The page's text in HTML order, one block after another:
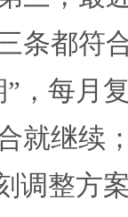
条都符
，每月
就继续
调整方